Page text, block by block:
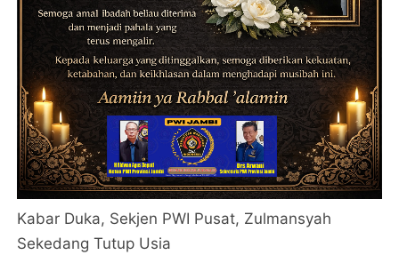
Kabar Duka, Sekjen PWI Pusat, Zulmansyah
Sekedang Tutup Usia